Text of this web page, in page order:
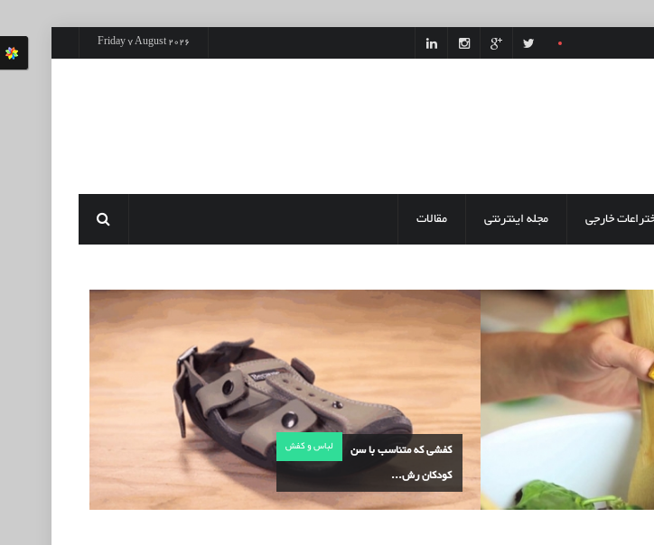
Friday 7 August 2026
خارجی مجله اینترنتی مقالات
لباس و کفش
کفشی که متناسب با سن
کودکان رش...